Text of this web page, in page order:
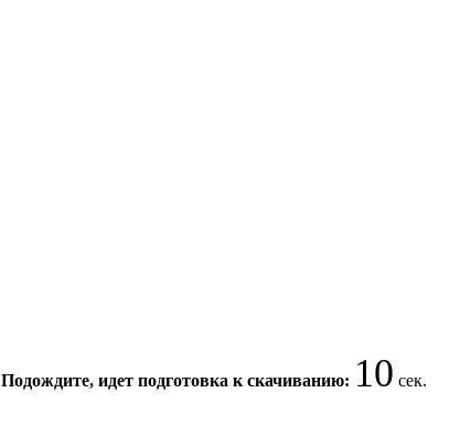
Подождите, идет подготовка к скачиванию: 10 сек.